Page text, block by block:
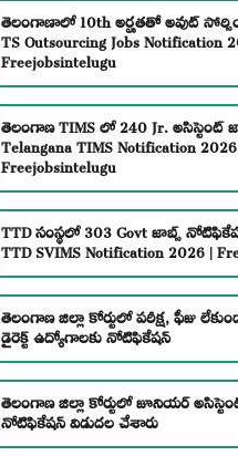
తెలంగాణాలో 10th అర్హతతో అవుట్
TS Outsourcing Jobs Notification
Freejobsintelugu
తెలంగాణ TIMS లో 240 Jr. అసిస్టెంట్
Telangana TIMS Notification
Freejobsintelugu
TTD సంస్థలో 303 Govt జాబ్స్
TTD SVIMS Notification 2026 |
తెలంగాణ జిల్లా కోర్టులో పరీక్ష, ఫీజు
డైరెక్ట్ ఉద్యోగాలకు నోటిఫికేషన్
తెలంగాణ జిల్లా కోర్టులో జూనియర్
నోటిఫికేషన్ విడుదల చేశారు